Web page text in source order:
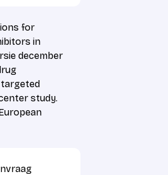
for
in
december
study.